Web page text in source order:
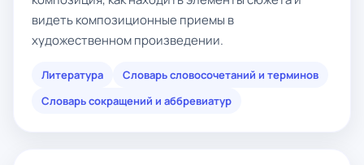
видеть композиционные приемы в
художественном произведении.
Литература
Словарь словосочетаний и терминов
Словарь сокращений и аббревиатур